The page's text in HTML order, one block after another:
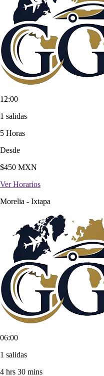
12:00
1 salidas
5 Horas
Desde
$450 MXN
Ver Horarios
Morelia - Ixtapa
06:00
1 salidas
4 hrs 30 mins